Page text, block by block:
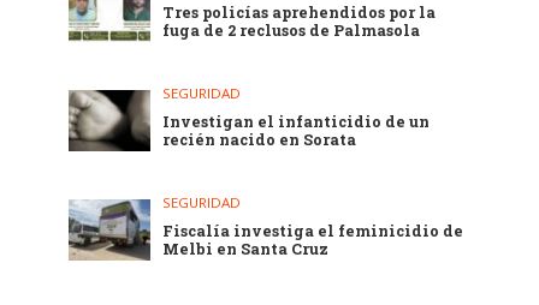
Tres policías aprehendidos por la
fuga de 2 reclusos de Palmasola
SEGURIDAD
Investigan el infanticidio de un
recién nacido en Sorata
SEGURIDAD
Fiscalía investiga el feminicidio de
Melbi en Santa Cruz